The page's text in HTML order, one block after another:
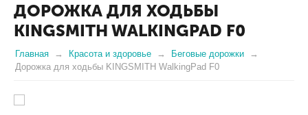
ДОРОЖКА ДЛЯ ХОДЬБЫ
KINGSMITH WALKINGPAD F0
Главная Красота и здоровье
Беговые дорожки
Дорожка для ходьбы KINGSMITH WalkingPad F0